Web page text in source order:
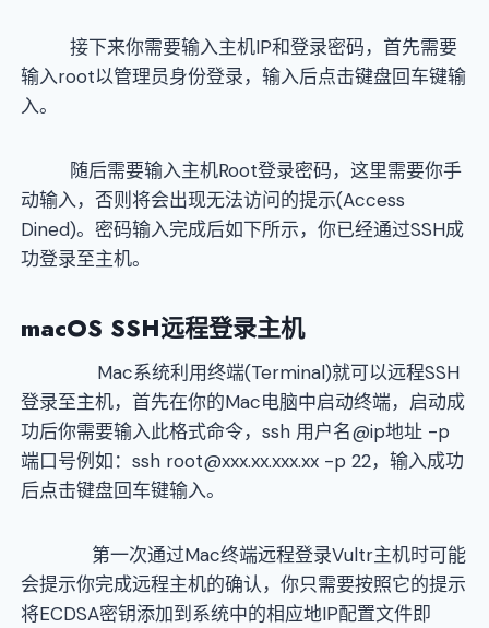
接下来你需要输入主机IP和登录密码，首先需要
输入root以管理员身份登录，输入后点击键盘回车键输
入。
随后需要输入主机Root登录密码，这里需要你手
动输入，否则将会出现无法访问的提示(Access
Dined)。密码输入完成后如下所示，你已经通过SSH成
功登录至主机。
macOS SSH远程登录主机
Mac系统利用终端(Terminal)就可以远程SSH
登录至主机，首先在你的Mac电脑中启动终端，启动成
功后你需要输入此格式命令，ssh 用户名@ip地址 -p
端口号例如：ssh root@xxx.xx.xxx.xx -p 22，输入成功
后点击键盘回车键输入。
第一次通过Mac终端远程登录Vultr主机时可能
会提示你完成远程主机的确认，你只需要按照它的提示
将ECDSA密钥添加到系统中的相应地IP配置文件即